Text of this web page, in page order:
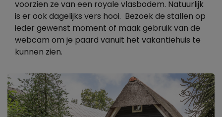
voorzien ze van een royale vlasbodem. Natuurlijk
is er ook dagelijks vers hooi. Bezoek de stallen op
ieder gewenst moment of maak gebruik van de
webcam om je paard vanuit het vakantiehuis te
kunnen zien.